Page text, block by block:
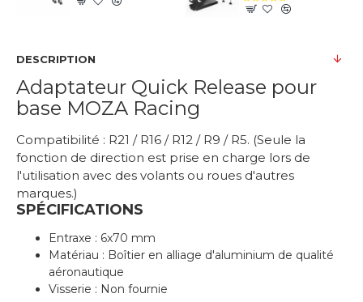
DESCRIPTION
Adaptateur Quick Release pour
base MOZA Racing
Compatibilité : R21 / R16 / R12 / R9 / R5. (Seule la
fonction de direction est prise en charge lors de
l'utilisation avec des volants ou roues d'autres
marques.)
SPÉCIFICATIONS
Entraxe : 6x70 mm
Matériau : Boîtier en alliage d'aluminium de qualité
aéronautique
Visserie : Non fournie